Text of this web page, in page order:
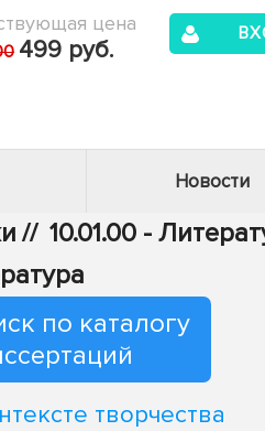
цена
499 руб.
Новости
// 10.01.00 -
по каталогу
творчества